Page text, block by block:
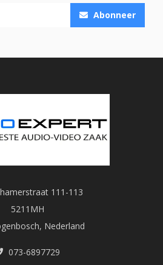
Abonneer
111-113
5211MH
Nederland
073-6897729